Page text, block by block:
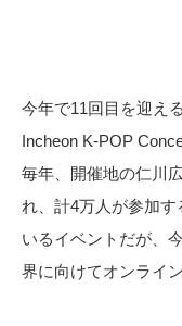
今年で11回目を迎え
Incheon K-POP
毎年、開催地の仁川
れ、計4万人が参加
いるイベントだが、
界に向けてオンライ